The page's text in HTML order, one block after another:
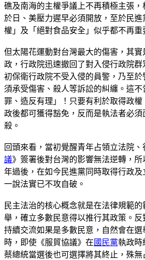
礁及南海的主權爭議上不再積極主張
於日、美壓力遲早必須開放，至於民
權」及「絕對食品安全」似乎都不再重
但太陽花運動對台灣最大的傷害，其
政，行政院迅速撤回了對入侵行政院
初保衛行政院不受入侵的員警，乃至
須承受傷害、殺人等訴訟的糾纏。這
罪、造反有理」！只要有利於取得政
政後都可獲得豁免，反而是執法者必
殺。
回頭來看，當初覺醒青年占領立法院
議》簽署後對台灣的影響無法逆轉，
年過後，在如今民進黨同時取得行政
一說法實已不攻自破。
民主法治的核心概念就是在法律規範
舉，確立多數民意得以推行其政策。
持續交流如果是多數民意，自然會在
時，即使《服貿協議》在 國民黨執政時
蔡總統當選後也可選擇將其終止，殊